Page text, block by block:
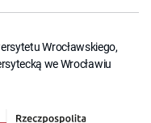
Wrocławskiego,
we Wrocławiu